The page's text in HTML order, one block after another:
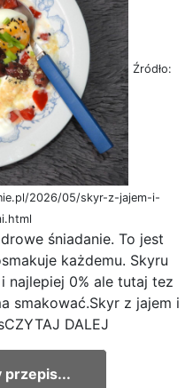
Źródło:
2026/05/skyr-z-jajem-i-
śniadanie. To jest
każdemu. Skyru
najlepiej 0% ale tutaj tez
smakować.Skyr z jajem i
DALEJ
przepis...